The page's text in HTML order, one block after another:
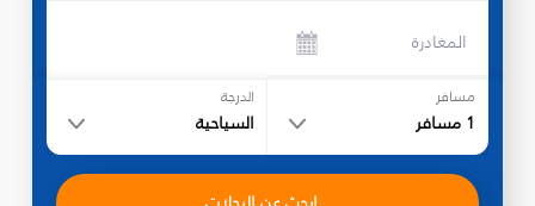
المغادرة
مسافر
1 مسافر
الدرجة
السياحية